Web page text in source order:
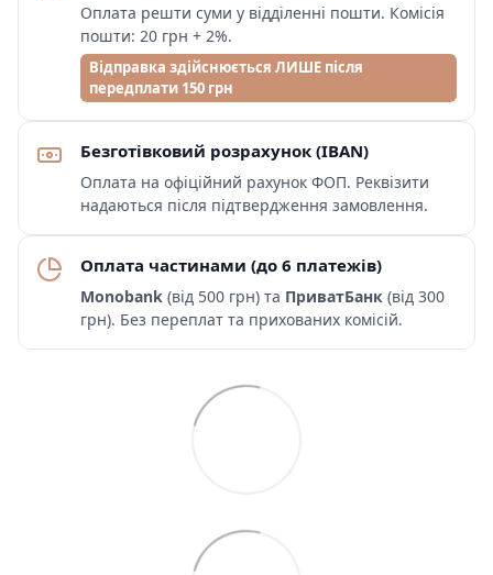
Оплата решти суми у відділенні пошти. Комісія
пошти: 20 грн + 2%.
Відправка здійснюється ЛИШЕ після
передплати 150 грн
Безготівковий розрахунок (IBAN)
Оплата на офіційний рахунок ФОП. Реквізити
надаються після підтвердження замовлення.
Оплата частинами (до 6 платежів)
Monobank (від 500 грн) та ПриватБанк (від 300
грн). Без переплат та прихованих комісій.